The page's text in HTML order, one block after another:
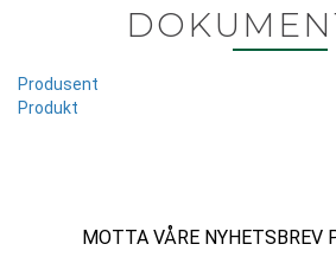
Produsent
Produkt
MOTTA VÅRE NYHETSBREV